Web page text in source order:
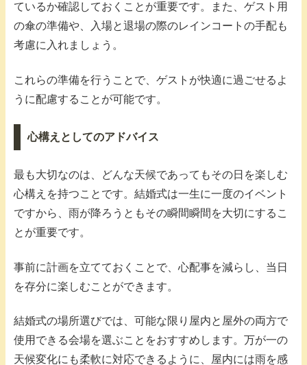
ているか確認しておくことが重要です。また、ゲスト用
の傘の準備や、入場と退場の際のレインコートの手配も
考慮に入れましょう。
これらの準備を行うことで、ゲストが快適に過ごせるよ
うに配慮することが可能です。
心構えとしてのアドバイス
最も大切なのは、どんな天候であってもその日を楽しむ
心構えを持つことです。結婚式は一生に一度のイベント
ですから、雨が降ろうともその瞬間瞬間を大切にするこ
とが重要です。
事前に計画を立てておくことで、心配事を減らし、当日
を存分に楽しむことができます。
結婚式の場所選びでは、可能な限り屋内と屋外の両方で
使用できる会場を選ぶことをおすすめします。万が一の
天候変化にも柔軟に対応できるように、屋内には雨を感